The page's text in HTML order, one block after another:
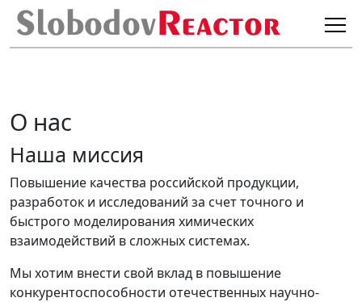
О нас
Наша миссия
Повышение качества российской продукции,
разработок и исследований за счет точного и
быстрого моделирования химических
взаимодействий в сложных системах.
Мы хотим внести свой вклад в повышение
конкурентоспособности отечественных научно-